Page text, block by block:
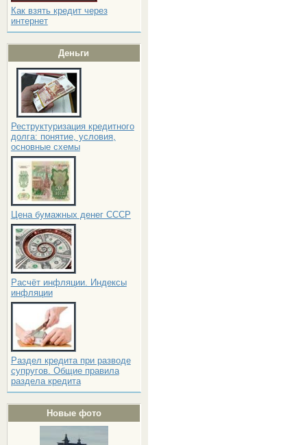
Как взять кредит через
интернет
Деньги
Реструктуризация кредитного
долга: понятие, условия,
основные схемы
Цена бумажных денег СССР
Расчёт инфляции. Индексы
инфляции
Раздел кредита при разводе
супругов. Общие правила
раздела кредита
Новые фото